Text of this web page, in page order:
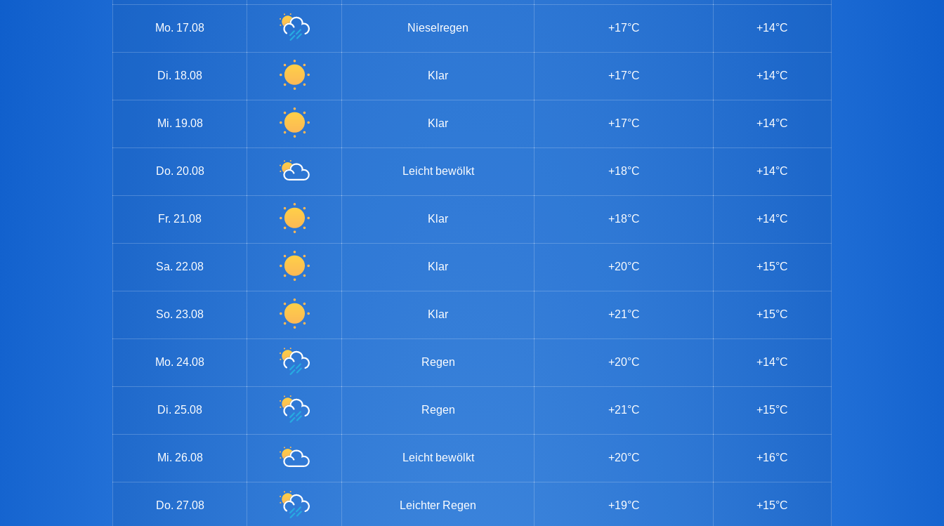
Mo. 17.08 Nieselregen +17°C +14°C
Di. 18.08 Klar +17°C +14°C
Mi. 19.08 Klar +17°C +14°C
Do. 20.08 Leicht bewölkt +18°C +14°C
Fr. 21.08 Klar +18°C +14°C
Sa. 22.08 Klar +20°C +15°C
So. 23.08 Klar +21°C +15°C
Mo. 24.08 Regen +20°C +14°C
Di. 25.08 Regen +21°C +15°C
Mi. 26.08 Leicht bewölkt +20°C +16°C
Do. 27.08 Leichter Regen +19°C +15°C